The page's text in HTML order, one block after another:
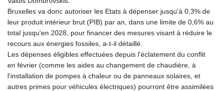
Bruxelles va donc autoriser les Etats à dépenser jusqu'à 0,3% de
leur produit intérieur brut (PIB) par an, dans une limite de 0,6% au
total jusqu'en 2028, pour financer des mesures visant à réduire le
recours aux énergies fossiles, a-t-il détaillé.
Les dépenses éligibles effectuées depuis l'éclatement du conflit
en février (comme les aides au changement de chaudière, à
l'installation de pompes à chaleur ou de panneaux solaires, et
autres primes pour véhicules électriques) pourront être assimilées